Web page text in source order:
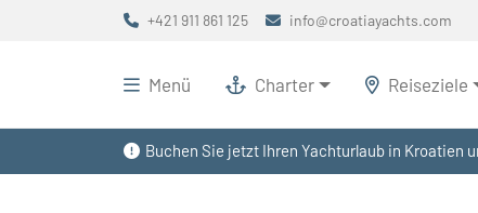
Buchen Sie jetzt Ihren Yachturlaub in Kroatien
+421 911 861 125 info@croatiayachts.com
Menü Charter Reiseziele